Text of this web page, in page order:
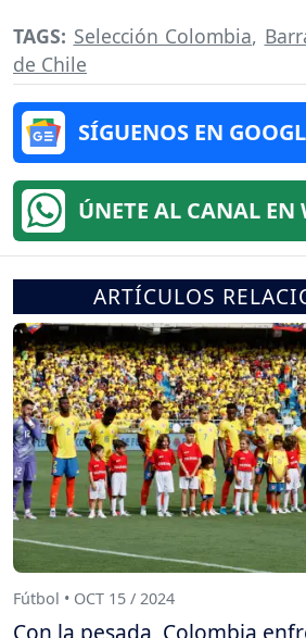
TAGS: Selección Colombia,
de Chile
SÍGUENOS EN
ÚNETE AL CANAL EN
ARTÍCULOS
Fútbol • OCT 15 / 2024